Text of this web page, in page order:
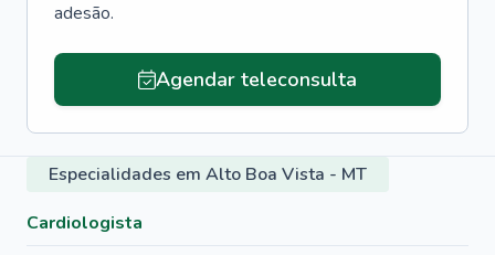
adesão.
Agendar teleconsulta
Especialidades em Alto Boa Vista - MT
Cardiologista